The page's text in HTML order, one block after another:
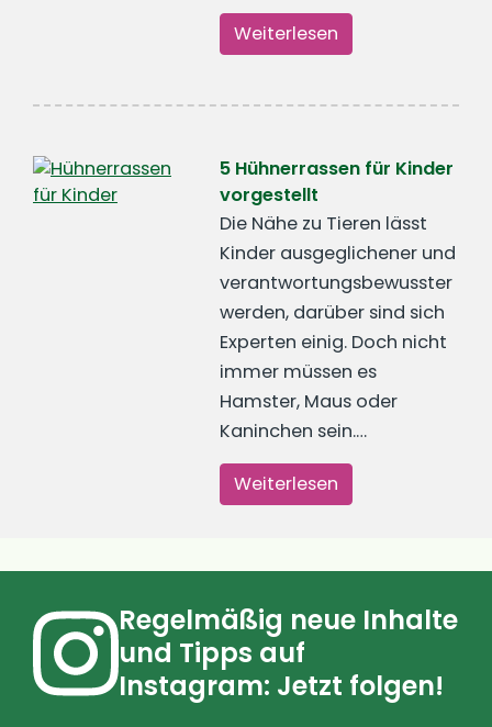
Weiterlesen
5 Hühnerrassen für Kinder
vorgestellt
Die Nähe zu Tieren lässt
Kinder ausgeglichener und
verantwortungsbewusster
werden, darüber sind sich
Experten einig. Doch nicht
immer müssen es
Hamster, Maus oder
Kaninchen sein.…
Weiterlesen
Regelmäßig neue Inhalte
und Tipps auf
Instagram: Jetzt folgen!